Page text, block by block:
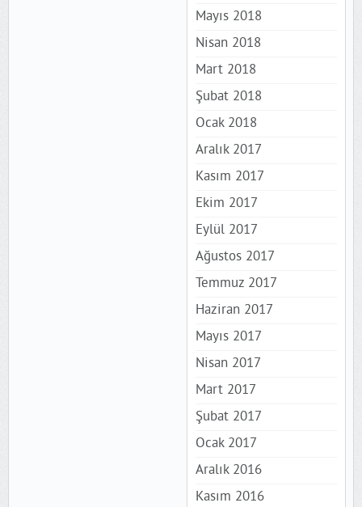
Mayıs 2018
Nisan 2018
Mart 2018
Şubat 2018
Ocak 2018
Aralık 2017
Kasım 2017
Ekim 2017
Eylül 2017
Ağustos 2017
Temmuz 2017
Haziran 2017
Mayıs 2017
Nisan 2017
Mart 2017
Şubat 2017
Ocak 2017
Aralık 2016
Kasım 2016